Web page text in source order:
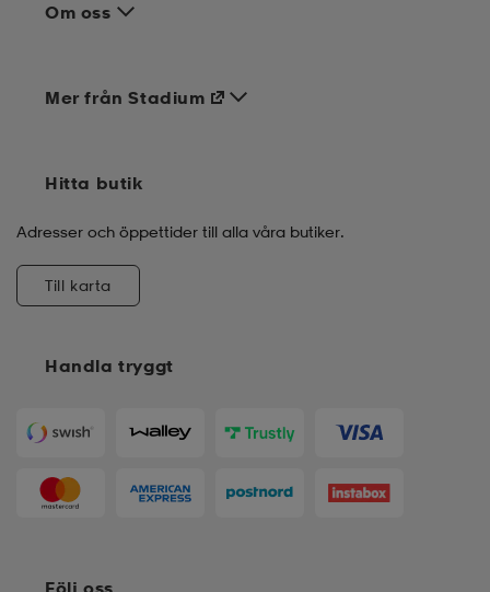
Om oss
Handla tryggt
Mer från Stadium
Hitta butik
Adresser och öppettider till alla våra butiker.
Till karta